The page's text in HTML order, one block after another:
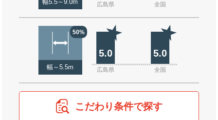
幅5.5～9.0m 広島県 全国
50%
幅～5.5m
5.0 5.0
広島県 全国
こだわり条件で探す